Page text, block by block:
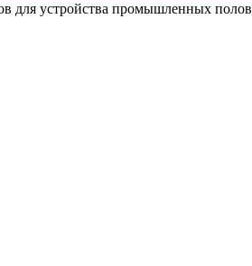
для устройства промышленных полов